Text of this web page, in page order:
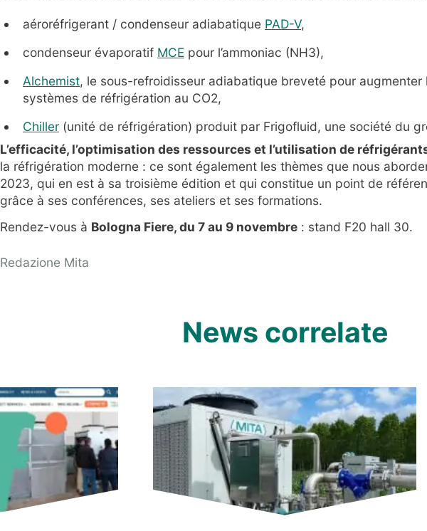
aéroréfrigerant / condenseur adiabatique PAD-V,
condenseur évaporatif MCE pour l’ammoniac (NH3),
Alchemist, le sous-refroidisseur adiabatique breveté pour augmenter
systèmes de réfrigération au CO2,
Chiller (unité de réfrigération) produit par Frigofluid, une société du
L’efficacité, l’optimisation des ressources et l’utilisation de
la réfrigération moderne : ce sont également les thèmes que nous
2023, qui en est à sa troisième édition et qui constitue un point de
grâce à ses conférences, ses ateliers et ses formations.
Rendez-vous à Bologna Fiere, du 7 au 9 novembre : stand F20 hall 30.
Redazione Mita
News correlate